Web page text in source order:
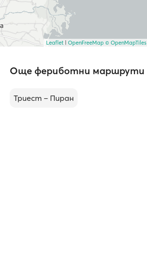
Leaflet OpenFreeMap © OpenMapTiles
Още фериботни маршрути
Триест – Пиран